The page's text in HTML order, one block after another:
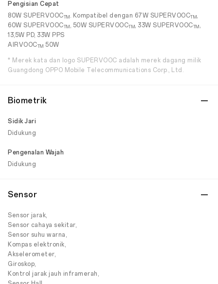
Pengisian Cepat
80W SUPERVOOCTM. Kompatibel dengan 67W SUPERVOOCTM,
60W SUPERVOOCTM, 50W SUPERVOOCTM, 33W SUPERVOOCTM,
13,5W PD, 33W PPS
AIRVOOCTM 50W
* Merek kata dan logo SUPERVOOC adalah merek dagang milik
Guangdong OPPO Mobile Telecommunications Corp., Ltd.
Biometrik
Sidik Jari
Didukung
Pengenalan Wajah
Didukung
Sensor
Sensor jarak,
Sensor cahaya sekitar,
Sensor suhu warna,
Kompas elektronik,
Akselerometer,
Giroskop,
Kontrol jarak jauh inframerah,